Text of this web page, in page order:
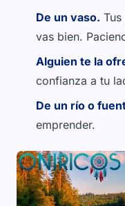
De un vaso.
vas bien.
Alguien te la
confianza a tu
De un río o
emprender.